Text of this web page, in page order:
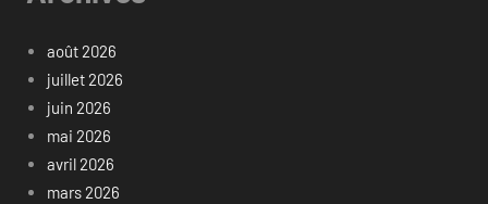
août 2026
juillet 2026
juin 2026
mai 2026
avril 2026
mars 2026